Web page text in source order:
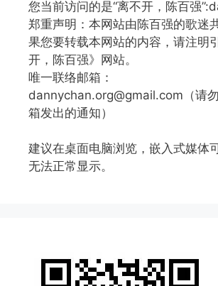
您当前访问的是“离不开，陈百强
郑重声明：本网站由陈百强的歌迷
果您要转载本网站的内容，请注明
开，陈百强》网站。
唯一联络邮箱：
dannychan.org@gmail.com（请
箱发出的通知）
建议在桌面电脑浏览，嵌入式媒体
无法正常显示。